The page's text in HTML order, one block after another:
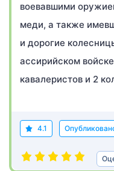
воевавшими
меди, а также
и дорогие
ассирийском
кавалеристов и 2
4.1